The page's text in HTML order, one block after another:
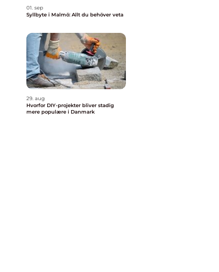
01. sep
Syllbyte i Malmö: Allt du behöver veta
29. aug
Hvorfor DIY-projekter bliver stadig
mere populære i Danmark